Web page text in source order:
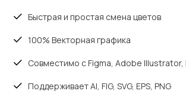
Быстрая и простая смена цветов
100% Векторная графика
Совместимо с Figma, Adobe
Поддерживает AI, FIG, SVG, EPS, PNG